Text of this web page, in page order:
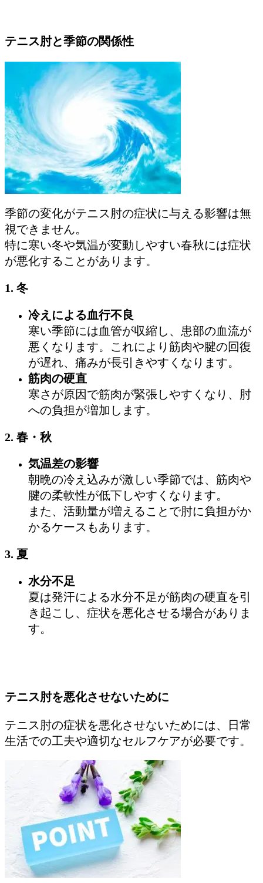
テニス肘と季節の関係性
季節の変化がテニス肘の症状に与える影響は無
視できません。
特に寒い冬や気温が変動しやすい春秋には症状
が悪化することがあります。
1. 冬
冷えによる血行不良
寒い季節には血管が収縮し、患部の血流が
悪くなります。これにより筋肉や腱の回復
が遅れ、痛みが長引きやすくなります。
筋肉の硬直
寒さが原因で筋肉が緊張しやすくなり、肘
への負担が増加します。
2. 春・秋
気温差の影響
朝晩の冷え込みが激しい季節では、筋肉や
腱の柔軟性が低下しやすくなります。
また、活動量が増えることで肘に負担がか
かるケースもあります。
3. 夏
水分不足
夏は発汗による水分不足が筋肉の硬直を引
き起こし、症状を悪化させる場合がありま
す。
テニス肘を悪化させないために
テニス肘の症状を悪化させないためには、日常
生活での工夫や適切なセルフケアが必要です。